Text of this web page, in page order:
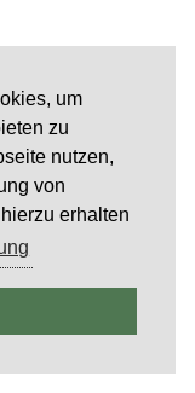
um
zu
nutzen,
von
erhalten